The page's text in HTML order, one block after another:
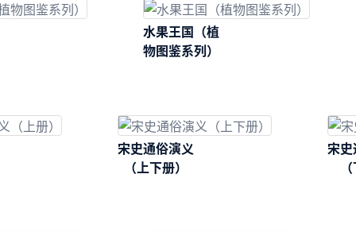
水果王国（植
物图鉴系列）
宋史通俗演义
（上下册）
宋史